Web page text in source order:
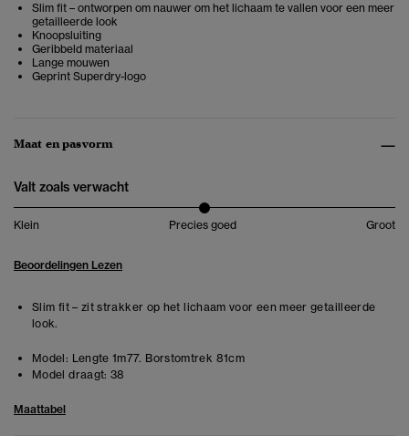
Slim fit – ontworpen om nauwer om het lichaam te vallen voor een meer
getailleerde look
Knoopsluiting
Geribbeld materiaal
Lange mouwen
Geprint Superdry-logo
Maat en pasvorm
Valt zoals verwacht
Klein Precies goed Groot
Beoordelingen Lezen
Slim fit – zit strakker op het lichaam voor een meer getailleerde
look.
Model: Lengte 1m77. Borstomtrek 81cm
Model draagt: 38
Maattabel